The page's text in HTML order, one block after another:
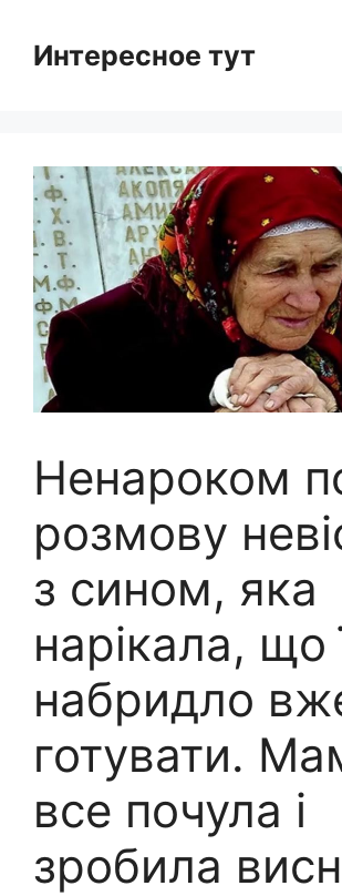
contentИнтересное тут
Ненароком
розмову
з сином, яка
нарікала, що
набридло
готувати.
все почула і
зробила